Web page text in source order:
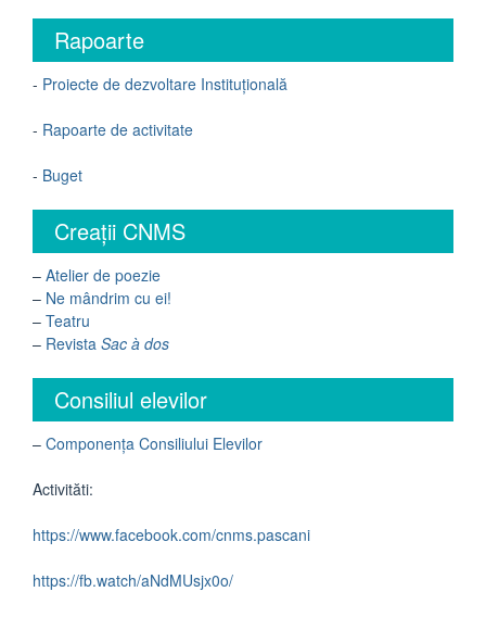
Rapoarte
- Proiecte de dezvoltare Instituțională
- Rapoarte de activitate
- Buget
Creații CNMS
– Atelier de poezie
– Ne mândrim cu ei!
– Teatru
– Revista Sac à dos
Consiliul elevilor
– Componența Consiliului Elevilor
Activităti:
https://www.facebook.com/cnms.pascani
https://fb.watch/aNdMUsjx0o/